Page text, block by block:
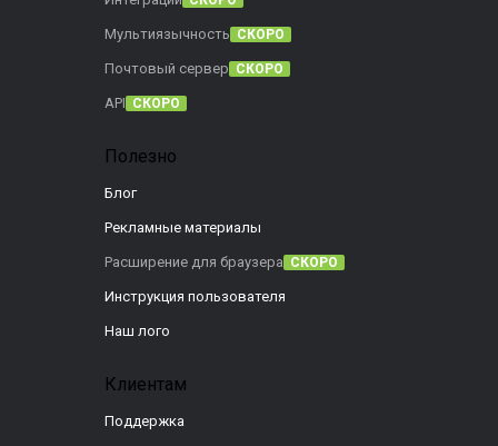
Мультиязычность СКОРО
Почтовый сервер СКОРО
API СКОРО
Полезно
Блог
Рекламные материалы
Расширение для браузера СКОРО
Инструкция пользователя
Наш лого
Клиентам
Поддержка